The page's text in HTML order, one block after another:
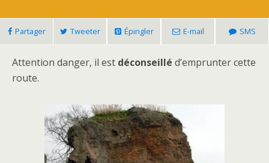
Partager Tweeter Épingler E-mail SMS
Attention danger, il est déconseillé d’emprunter cette
route.